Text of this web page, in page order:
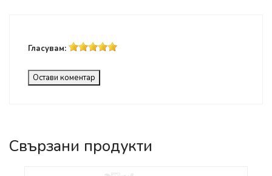
Гласувам:
Остави коментар
Свързани продукти